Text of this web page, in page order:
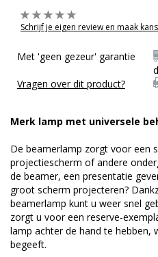
Schrijf je eigen review en maak
Met 'geen gezeur' garantie
Vragen over dit product?
Merk lamp met universele
De beamerlamp zorgt voor een
projectiescherm of andere
de beamer, een presentatie
groot scherm projecteren?
beamerlamp kunt u weer snel
zorgt u voor een reserve-
lamp achter de hand te hebben,
begeeft.